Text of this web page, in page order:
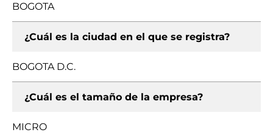
BOGOTA
¿Cuál es la ciudad en el que se registra?
BOGOTA D.C.
¿Cuál es el tamaño de la empresa?
MICRO